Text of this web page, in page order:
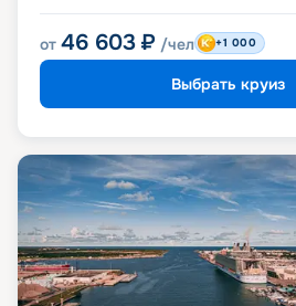
от 46 603 ₽ /чел +1 000
Выбрать круиз